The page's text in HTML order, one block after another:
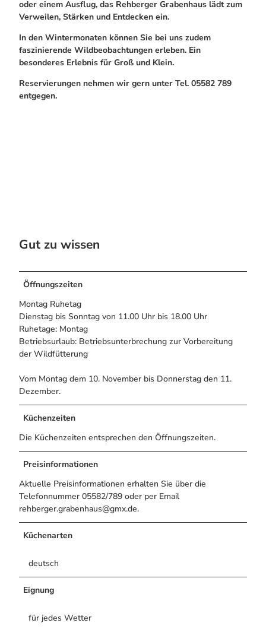
Bogenschiessen in Hohegeiss
Noch lange nicht Schicht im Schacht
Wanderführer Jörg Kühnhold
Alle Infos auf einen Blick
Webcams
Kulinarik
Einkaufen
oder einem Ausflug, das Rehberger Grabenhaus lädt zum
Verweilen, Stärken und Entdecken ein.
In den Wintermonaten können Sie bei uns zudem
faszinierende Wildbeobachtungen erleben. Ein
besonderes Erlebnis für Groß und Klein.
Reservierungen nehmen wir gern unter Tel. 05582 789
entgegen.
Gut zu wissen
Öffnungszeiten
Montag Ruhetag
Dienstag bis Sonntag von 11.00 Uhr bis 18.00 Uhr
Ruhetage: Montag
Betriebsurlaub: Betriebsunterbrechung zur Vorbereitung
der Wildfütterung
Vom Montag dem 10. November bis Donnerstag den 11.
Dezember.
Küchenzeiten
Die Küchenzeiten entsprechen den Öffnungszeiten.
Preisinformationen
Aktuelle Preisinformationen erhalten Sie über die
Telefonnummer 05582/789 oder per Email
rehberger.grabenhaus@gmx.de.
Küchenarten
deutsch
Eignung
für jedes Wetter